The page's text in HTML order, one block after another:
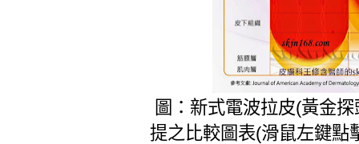
圖：新式電波拉皮(黃金
提之比較圖表(滑鼠左鍵點